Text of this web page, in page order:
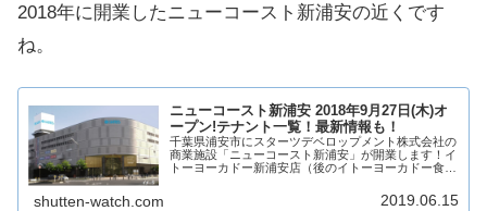
2018年に開業したニューコースト新浦安の近くです
ね。
ニューコースト新浦安 2018年9月27日(木)オ
ープン!テナント一覧！最新情報も！
千葉県浦安市にスターツデベロップメント株式会社の
商業施設「ニューコースト新浦安」が開業します！イ
トーヨーカドー新浦安店（後のイトーヨーカドー食品
アルして商業施設として再生されます！ニューコー
shutten-watch.com 2019.06.15